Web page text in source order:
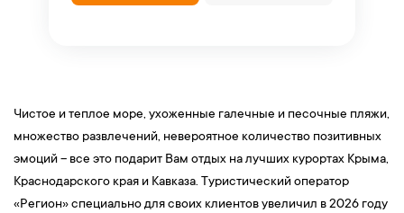
Чистое и теплое море, ухоженные галечные и песочные пляжи,
множество развлечений, невероятное количество позитивных
эмоций – все это подарит Вам отдых на лучших курортах Крыма,
Краснодарского края и Кавказа. Туристический оператор
«Регион» специально для своих клиентов увеличил в 2026 году